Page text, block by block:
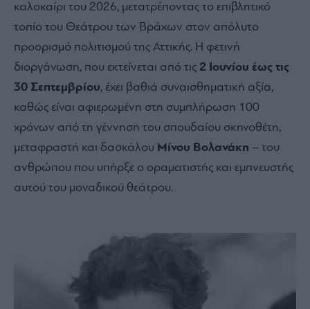
καλοκαίρι του 2026, μετατρέποντας το επιβλητικό
τοπίο του Θεάτρου των Βράχων στον απόλυτο
προορισμό πολιτισμού της Αττικής. Η φετινή
διοργάνωση, που εκτείνεται από τις 2 Ιουνίου έως τις
30 Σεπτεμβρίου, έχει βαθιά συναισθηματική αξία,
καθώς είναι αφιερωμένη στη συμπλήρωση 100
χρόνων από τη γέννηση του σπουδαίου σκηνοθέτη,
μεταφραστή και δασκάλου Μίνου Βολανάκη – του
ανθρώπου που υπήρξε ο οραματιστής και εμπνευστής
αυτού του μοναδικού θεάτρου.